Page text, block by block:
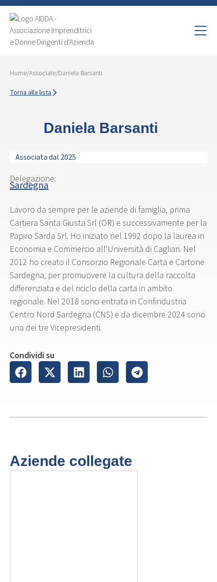
Home/Associate/Daniela Barsanti
Torna alla lista
Daniela Barsanti
Associata dal 2025
Delegazione:
Sardegna
Lavoro da sempre per le aziende di famiglia, prima
Cartiera Santa Giusta Srl (OR) e successivamente per la
Papiro Sarda Srl. Ho iniziato nel 1992 dopo la laurea in
Economia e Commercio all'Università di Cagliari. Nel
2012 ho creato il Consorzio Regionale Carta e Cartone
Sardegna, per promuovere la cultura della raccolta
differenziata e del riciclo della carta in ambito
regionale. Nel 2018 sono entrata in Confindustria
Centro Nord Sardegna (CNS) e da dicembre 2024 sono
una dei tre Vicepresidenti.
Condividi su
Aziende collegate